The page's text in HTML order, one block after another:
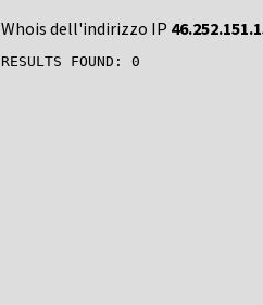
Whois dell'indirizzo IP